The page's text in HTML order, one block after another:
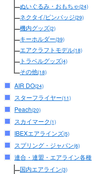
ぬいぐるみ・おもちゃ(24)
ネクタイ/ピンバッジ(29)
機内グッズ(2)
キーホルダー(39)
エアクラフトモデル(18)
トラベルグッズ(4)
その他(18)
AIR DO(24)
スターフライヤー(11)
Peach(20)
スカイマーク(1)
IBEXエアラインズ(5)
スプリング・ジャパン(6)
連合・連盟・エアライン各種
国内エアライン(3)